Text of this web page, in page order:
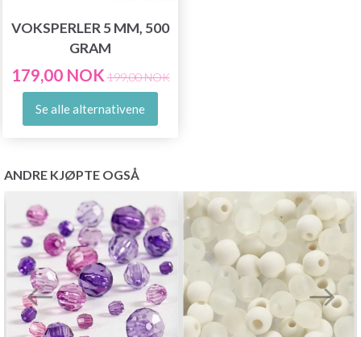
VOKSPERLER 5 MM, 500
GRAM
179,00 NOK 199,00 NOK
Se alle alternativene
ANDRE KJØPTE OGSÅ